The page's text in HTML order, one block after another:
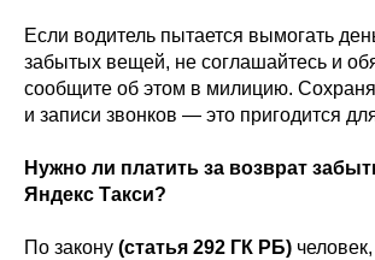
Если водитель пытается вымогать
забытых вещей, не соглашайтесь и
сообщите об этом в милицию.
и записи звонков — это пригодится
Нужно ли платить за возврат
Яндекс Такси?
По закону (статья 292 ГК РБ)